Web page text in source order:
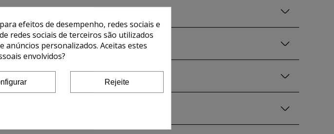
efeitos de desempenho, redes sociais e
redes sociais de terceiros são utilizados
anúncios personalizados. Aceitas estes
envolvidos?
Rejeite